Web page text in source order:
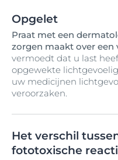
Opgelet
Praat met een
zorgen maakt over een
vermoedt dat u last
opgewekte
uw medicijnen
veroorzaken.
Het verschil
fototoxische